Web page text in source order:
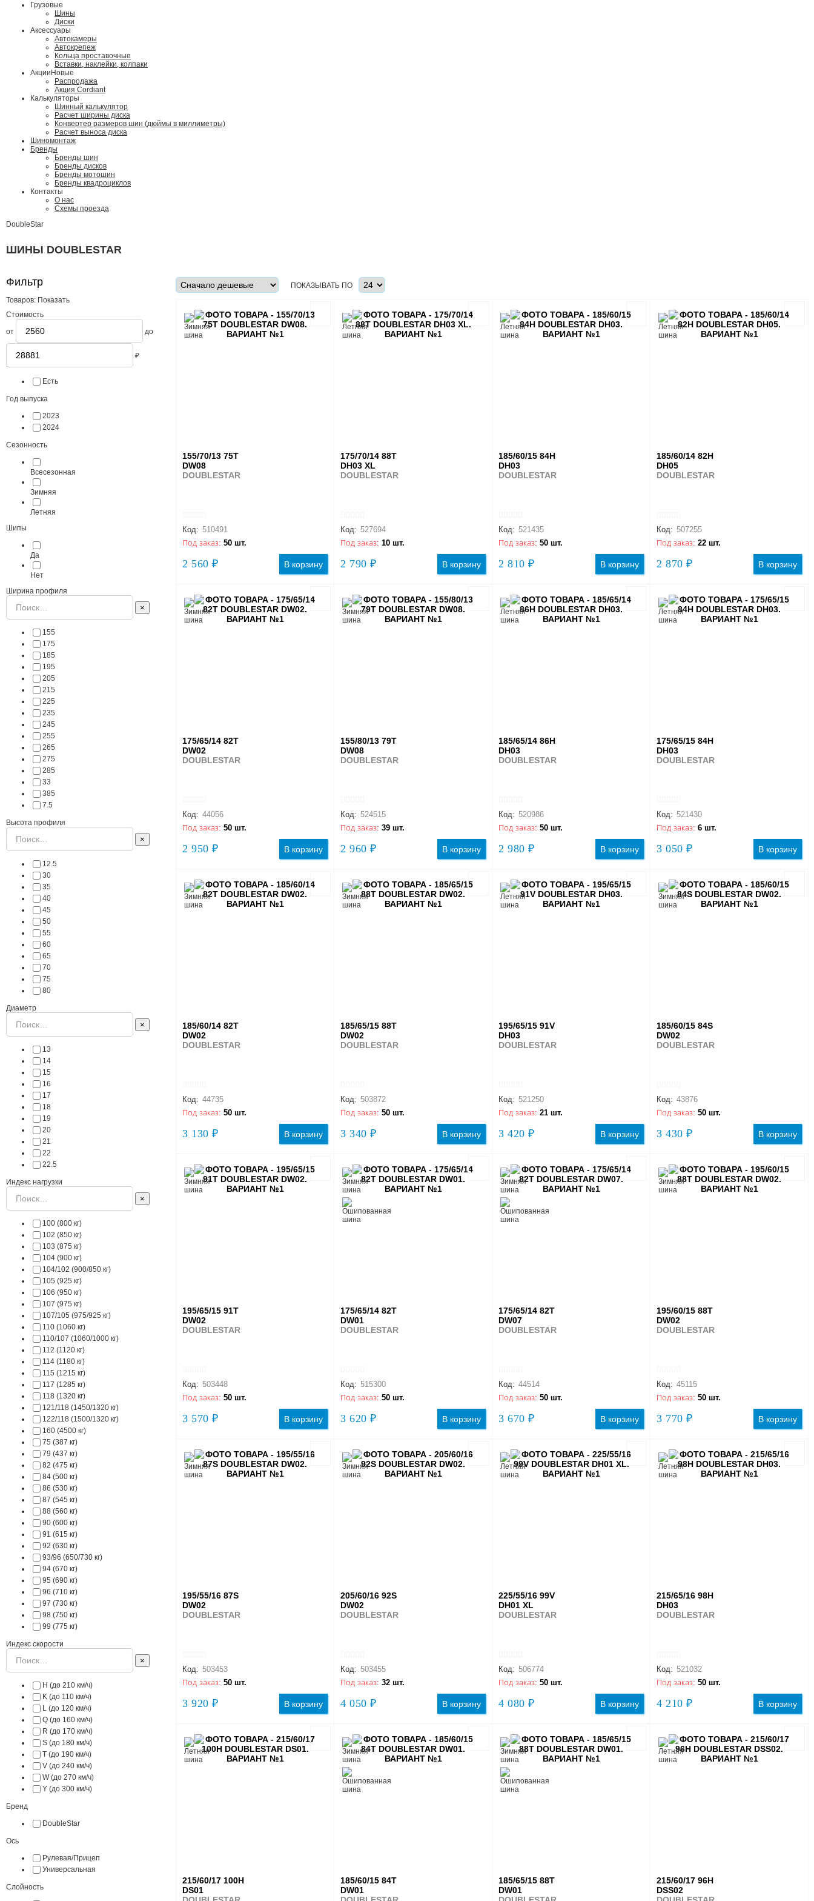
Грузовые
Шины
Диски
Аксессуары
Автокамеры
Автокрепеж
Кольца проставочные
Вставки, наклейки, колпаки
Акции Новые
Распродажа
Акция Cordiant
Калькуляторы
Шинный калькулятор
Расчет ширины диска
Конвертер размеров шин (дюймы в миллиметры)
Расчет выноса диска
Шиномонтаж
Бренды
Бренды шин
Бренды дисков
Бренды мотошин
Бренды квадроциклов
Контакты
О нас
Схемы проезда
DoubleStar
ШИНЫ DOUBLESTAR
Фильтр
Товаров: Показать
Стоимость
от
до
₽
В наличии
Есть
Год выпуска
2023
2024
Сезонность
Всесезонная
Зимняя
Летняя
Шипы
Да
Нет
Ширина профиля
×
155
175
185
195
205
215
225
235
245
255
265
275
285
33
385
7.5
Высота профиля
×
12.5
30
35
40
45
50
55
60
65
70
75
80
Диаметр
×
13
14
15
16
17
18
19
20
21
22
22.5
Индекс нагрузки
×
100 (800 кг)
102 (850 кг)
103 (875 кг)
104 (900 кг)
104/102 (900/850 кг)
105 (925 кг)
106 (950 кг)
107 (975 кг)
107/105 (975/925 кг)
110 (1060 кг)
110/107 (1060/1000 кг)
112 (1120 кг)
114 (1180 кг)
115 (1215 кг)
117 (1285 кг)
118 (1320 кг)
121/118 (1450/1320 кг)
122/118 (1500/1320 кг)
160 (4500 кг)
75 (387 кг)
79 (437 кг)
82 (475 кг)
84 (500 кг)
86 (530 кг)
87 (545 кг)
88 (560 кг)
90 (600 кг)
91 (615 кг)
92 (630 кг)
93/96 (650/730 кг)
94 (670 кг)
95 (690 кг)
96 (710 кг)
97 (730 кг)
98 (750 кг)
99 (775 кг)
Индекс скорости
×
H (до 210 км/ч)
K (до 110 км/ч)
L (до 120 км/ч)
Q (до 160 км/ч)
R (до 170 км/ч)
S (до 180 км/ч)
T (до 190 км/ч)
V (до 240 км/ч)
W (до 270 км/ч)
Y (до 300 км/ч)
Бренд
DoubleStar
Ось
Рулевая/Прицеп
Универсальная
Слойность
ПОКАЗЫВАТЬ ПО
155/70/13 75T
DW08
DOUBLESTAR
Код: 510491
Под заказ:50 шт.
2 560 ₽ В корзину
175/70/14 88T
DH03 XL
DOUBLESTAR
Код: 527694
Под заказ:10 шт.
2 790 ₽ В корзину
185/60/15 84H
DH03
DOUBLESTAR
Код: 521435
Под заказ:50 шт.
2 810 ₽ В корзину
185/60/14 82H
DH05
DOUBLESTAR
Код: 507255
Под заказ:22 шт.
2 870 ₽ В корзину
175/65/14 82T
DW02
DOUBLESTAR
Код: 44056
Под заказ:50 шт.
2 950 ₽ В корзину
155/80/13 79T
DW08
DOUBLESTAR
Код: 524515
Под заказ:39 шт.
2 960 ₽ В корзину
185/65/14 86H
DH03
DOUBLESTAR
Код: 520986
Под заказ:50 шт.
2 980 ₽ В корзину
175/65/15 84H
DH03
DOUBLESTAR
Код: 521430
Под заказ:6 шт.
3 050 ₽ В корзину
185/60/14 82T
DW02
DOUBLESTAR
Код: 44735
Под заказ:50 шт.
3 130 ₽ В корзину
185/65/15 88T
DW02
DOUBLESTAR
Код: 503872
Под заказ:50 шт.
3 340 ₽ В корзину
195/65/15 91V
DH03
DOUBLESTAR
Код: 521250
Под заказ:21 шт.
3 420 ₽ В корзину
185/60/15 84S
DW02
DOUBLESTAR
Код: 43876
Под заказ:50 шт.
3 430 ₽ В корзину
195/65/15 91T
DW02
DOUBLESTAR
Код: 503448
Под заказ:50 шт.
3 570 ₽ В корзину
175/65/14 82T
DW01
DOUBLESTAR
Код: 515300
Под заказ:50 шт.
3 620 ₽ В корзину
175/65/14 82T
DW07
DOUBLESTAR
Код: 44514
Под заказ:50 шт.
3 670 ₽ В корзину
195/60/15 88T
DW02
DOUBLESTAR
Код: 45115
Под заказ:50 шт.
3 770 ₽ В корзину
195/55/16 87S
DW02
DOUBLESTAR
Код: 503453
Под заказ:50 шт.
3 920 ₽ В корзину
205/60/16 92S
DW02
DOUBLESTAR
Код: 503455
Под заказ:32 шт.
4 050 ₽ В корзину
225/55/16 99V
DH01 XL
DOUBLESTAR
Код: 506774
Под заказ:50 шт.
4 080 ₽ В корзину
215/65/16 98H
DH03
DOUBLESTAR
Код: 521032
Под заказ:50 шт.
4 210 ₽ В корзину
215/60/17 100H
DS01
185/60/15 84T
DW01
185/65/15 88T
DW01
215/60/17 96H
DSS02